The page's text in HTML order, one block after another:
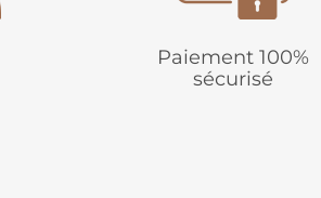
Paiement 100%
sécurisé